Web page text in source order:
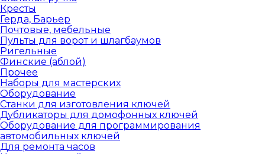
Кресты
Герда, Барьер
Почтовые, мебельные
Пульты для ворот и шлагбаумов
Ригельные
Финские (аблой)
Прочее
Наборы для мастерских
Оборудование
Станки для изготовления ключей
Дубликаторы для домофонных ключей
Оборудование для программирования
автомобильных ключей
Для ремонта часов